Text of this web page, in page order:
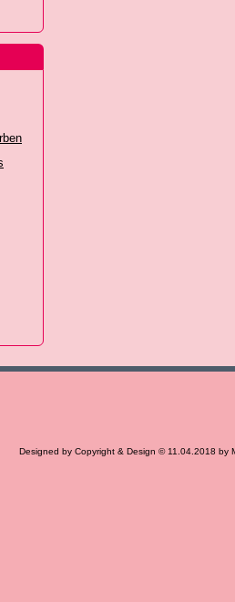
Designed by Copyright & Design © 11.04.2018 by